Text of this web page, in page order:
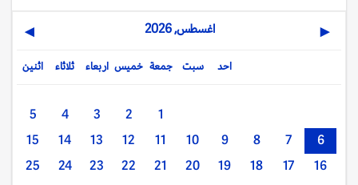
◀ اغسطس, 2026 ▶
اثنين ثلاثاء اربعاء خميس جمعة سبت احد
1
2
3
4
5
6
7
8
9
10
11
12
13
14
15
16
17
18
19
20
21
22
23
24
25